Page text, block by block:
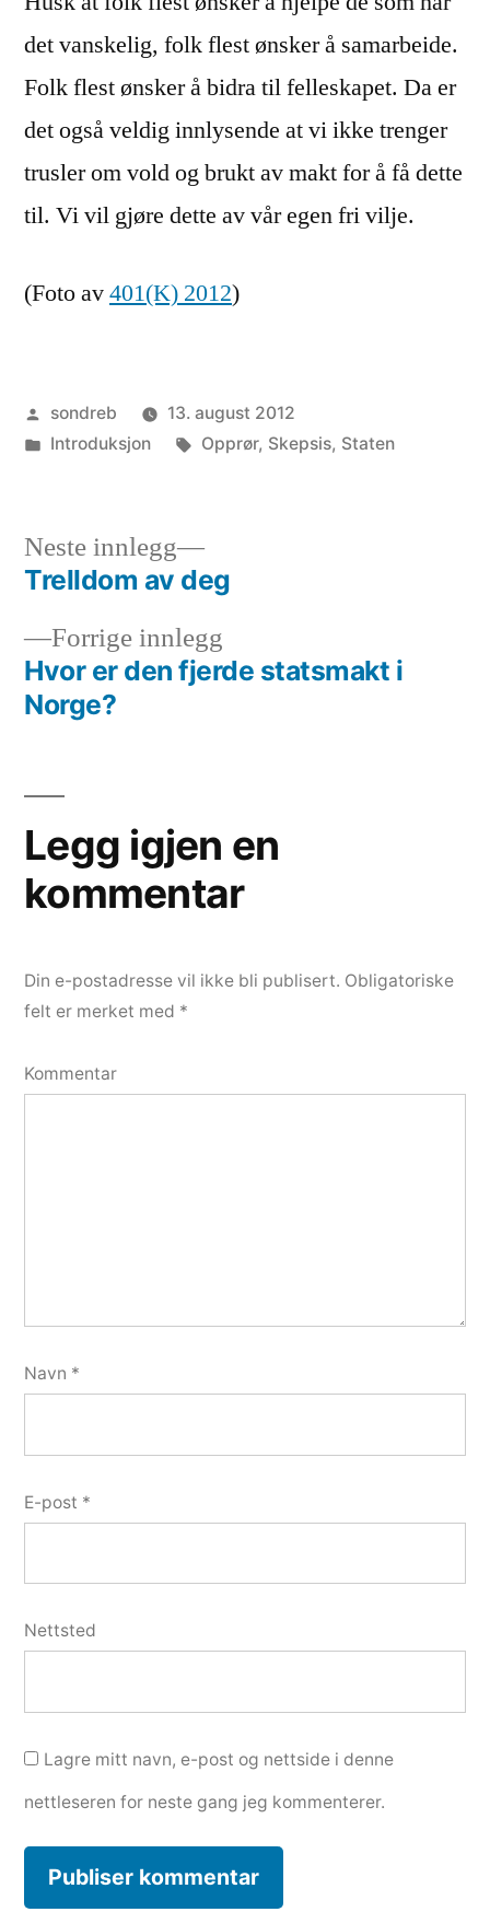
det vanskelig, folk flest ønsker å samarbeide.
Folk flest ønsker å bidra til felleskapet. Da er
det også veldig innlysende at vi ikke trenger
trusler om vold og brukt av makt for å få dette
til. Vi vil gjøre dette av vår egen fri vilje.
(Foto av401(K) 2012)
Publisert
av
sondreb
13. august 2012
Publisert
Introduksjon Stikkord:
Opprør, Skepsis, Staten
Innleggsnavigasjon
Forrige innlegg
innlegg:
Hvor er den fjerde statsmakt i
Norge?
Neste innlegg
Neste
innlegg:
Trelldom av deg
Legg igjen en
kommentar
Din e-postadresse vil ikke bli publisert. Obligatoriske
felt er merket med *
Kommentar
Navn *
E-post *
Nettsted
Lagre mitt navn, e-post og nettside i denne
nettleseren for neste gang jeg kommenterer.